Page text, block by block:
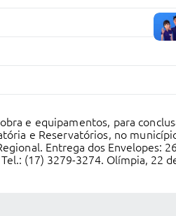
e equipamentos, para
e Reservatórios, no
. Entrega dos Envelopes:
(17) 3279-3274. Olímpia, 22